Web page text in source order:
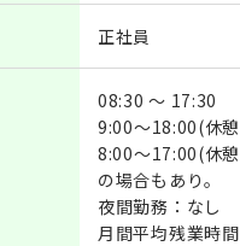
正社員
08:30 ～ 17:30
9:00～18:00(休
8:00～17:00(休
の場合もあり。
夜間勤務：なし
月間平均残業時